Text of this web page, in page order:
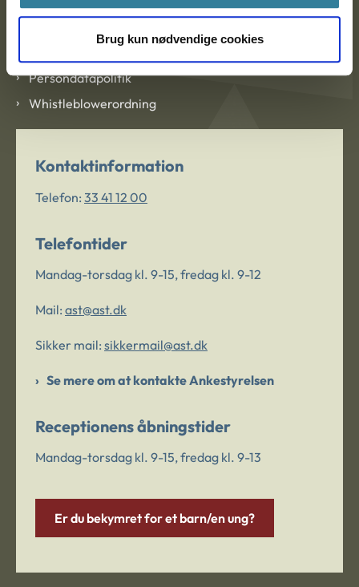
Brug kun nødvendige cookies
Persondatapolitik
Whistleblowerordning
Kontaktinformation
Telefon: 33 41 12 00
Telefontider
Mandag-torsdag kl. 9-15, fredag kl. 9-12
Mail: ast@ast.dk
Sikker mail: sikkermail@ast.dk
Se mere om at kontakte Ankestyrelsen
Receptionens åbningstider
Mandag-torsdag kl. 9-15, fredag kl. 9-13
Er du bekymret for et barn/en ung?